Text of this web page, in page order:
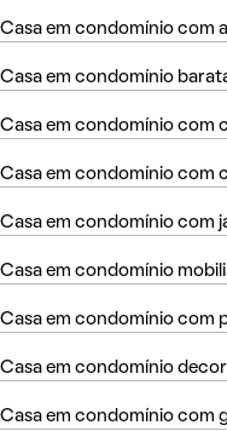
Casa em condomínio com
Casa em condomínio
Casa em condomínio com
Casa em condomínio com
Casa em condomínio com
Casa em condomínio
Casa em condomínio com
Casa em condomínio
Casa em condomínio com